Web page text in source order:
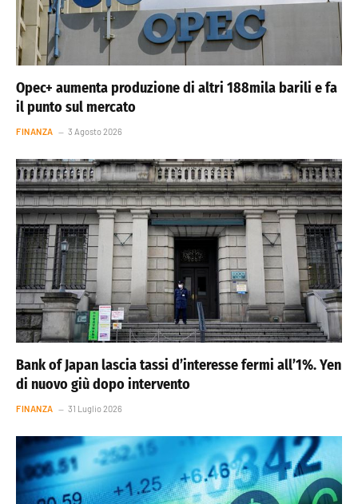
Opec+ aumenta produzione di altri 188mila barili e fa
il punto sul mercato
FINANZA 3 Agosto 2026
Bank of Japan lascia tassi d’interesse fermi all’1%. Yen
di nuovo giù dopo intervento
FINANZA 31 Luglio 2026